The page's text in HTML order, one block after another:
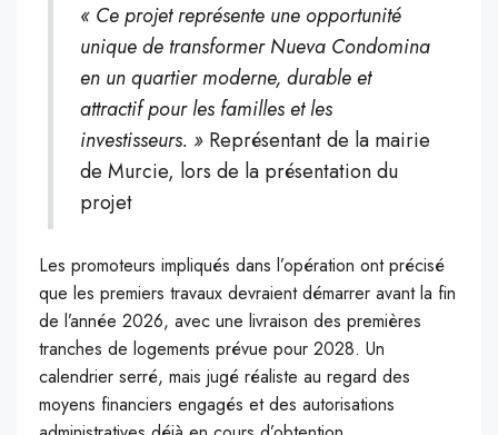
« Ce projet représente une opportunité
unique de transformer Nueva Condomina
en un quartier moderne, durable et
attractif pour les familles et les
investisseurs. » Représentant de la mairie
de Murcie, lors de la présentation du
projet
Les promoteurs impliqués dans l’opération ont précisé
que les premiers travaux devraient démarrer avant la fin
de l’année 2026, avec une livraison des premières
tranches de logements prévue pour 2028. Un
calendrier serré, mais jugé réaliste au regard des
moyens financiers engagés et des autorisations